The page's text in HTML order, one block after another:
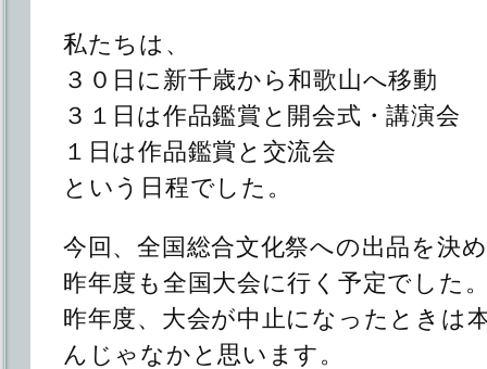
私たちは、
３０日に新千歳から和歌山へ移動
３１日は作品鑑賞と開会式・講演会
１日は作品鑑賞と交流会
という日程でした。
今回、全国総合文化祭への出品を決
昨年度も全国大会に行く予定でした
昨年度、大会が中止になったときは
んじゃなかと思います。